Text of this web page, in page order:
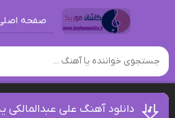
صفحه
دانلود آهنگ علی